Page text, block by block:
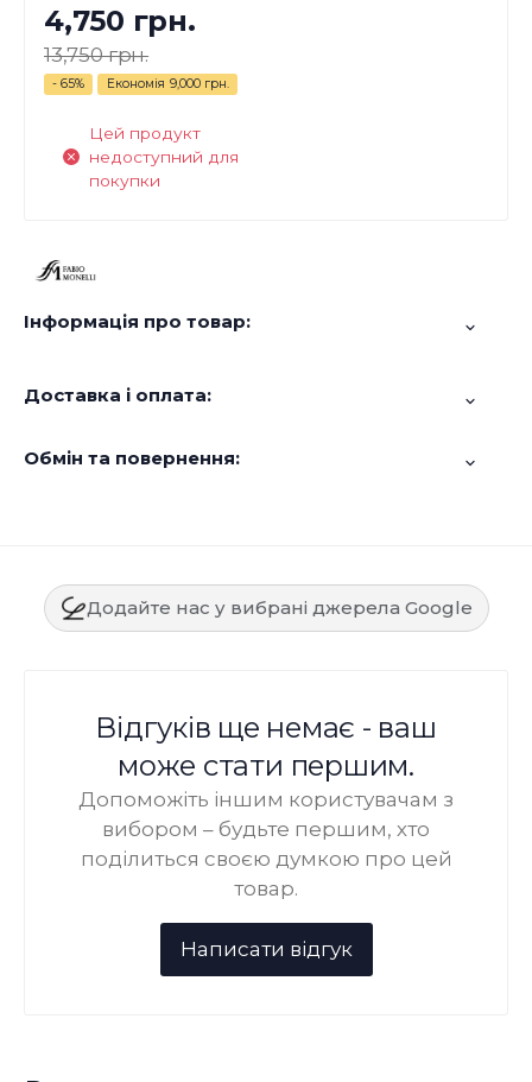
4,750 грн.
13,750 грн.
- 65% Економія 9,000 грн.
Цей продукт
недоступний для
покупки
Інформація про товар:
Доставка і оплата:
Обмін та повернення:
Додайте нас у вибрані джерела Google
Відгуків ще немає - ваш
може стати першим.
Допоможіть іншим користувачам з
вибором – будьте першим, хто
поділиться своєю думкою про цей
товар.